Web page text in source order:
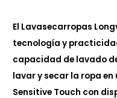
El Lavasecarropas
tecnología y
capacidad de lavado
lavar y secar la ropa en
Sensitive Touch con